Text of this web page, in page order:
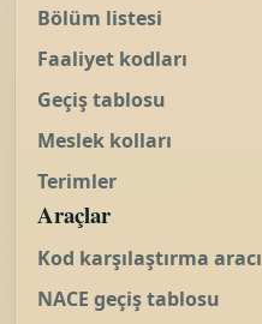
Bölüm listesi
Faaliyet kodları
Geçiş tablosu
Meslek kolları
Terimler
Araçlar
Kod karşılaştırma aracı
NACE geçiş tablosu